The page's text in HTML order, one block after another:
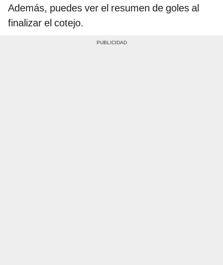
Además, puedes ver el resumen de goles al
finalizar el cotejo.